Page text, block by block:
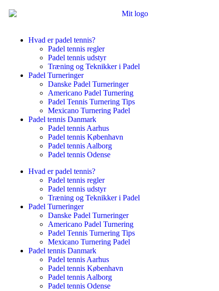
Hvad er padel tennis?
Padel tennis regler
Padel tennis udstyr
Træning og Teknikker i Padel
Padel Turneringer
Danske Padel Turneringer
Americano Padel Turnering
Padel Tennis Turnering Tips
Mexicano Turnering Padel
Padel tennis Danmark
Padel tennis Aarhus
Padel tennis København
Padel tennis Aalborg
Padel tennis Odense
Hvad er padel tennis?
Padel tennis regler
Padel tennis udstyr
Træning og Teknikker i Padel
Padel Turneringer
Danske Padel Turneringer
Americano Padel Turnering
Padel Tennis Turnering Tips
Mexicano Turnering Padel
Padel tennis Danmark
Padel tennis Aarhus
Padel tennis København
Padel tennis Aalborg
Padel tennis Odense